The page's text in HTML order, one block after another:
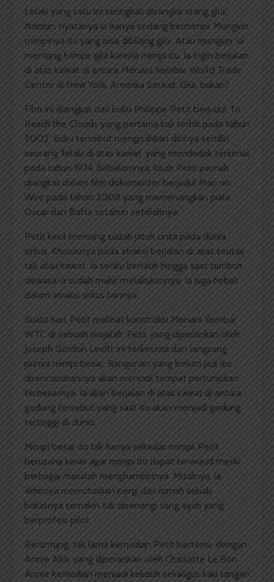
Lelaki yang satu ini seringkali disangka orang gila.
Namun, nyatanya ia hanya sedang bermimpi. Mungkin
mimpinya itu yang bisa dibilang gila. Atau mungkin, ia
memang hampir gila karena mimpi itu. Ia ingin berjalan
di atas kawat di antara Menara Kembar World Trade
Center di New York, Amerika Serikat. Gila, bukan?
Film ini diangkat dari buku Philippe Petit berjudul To
Reach the Clouds yang pertama kali terbit pada tahun
2002. Buku tersebut mengisahkan dirinya sendiri,
seorang ‘lelaki di atas kawat’ yang mendadak terkenal
pada tahun 1974. Sebelumnya, kisah Petit pernah
diangkat dalam film dokumenter berjudul Man on
Wire pada tahun 2008 yang memenangkan piala
Oscar dan Bafta setahun setelahnya.
Petit kecil memang sudah jatuh cinta pada dunia
sirkus. Khususnya pada atraksi berjalan di atas seutas
tali atau kawat. Ia selalu berlatih hingga saat tumbuh
dewasa ia sudah mahir melakukannya. Ia juga hebat
dalam atraksi sirkus lainnya.
Suatu hari, Petit melihat konstruksi Menara Kembar
WTC di sebuah majalah. Petit yang diperankan oleh
Joseph Gordon Levitt ini terkesima dan langsung
punya mimpi besar. Bangunan yang belum jadi itu,
direncanakannya akan menjadi tempat pertunjukan
terbesarnya. Ia akan berjalan di atas kawat di antara
gedung tersebut yang saat itu akan menjadi gedung
tertinggi di dunia.
Mimpi besar itu tak hanya sekedar mimpi. Petit
berusaha keras agar mimpi itu dapat terwujud meski
berbagai masalah menghampirinya. Misalnya, ia
akhirnya memutuskan pergi dari rumah sebab
bakatnya semakin tak disenangi sang ayah yang
berprofesi pilot.
Beruntung, tak lama kemudian Petit bertemu dengan
Annie Allix yang diperankan oleh Charlotte Le Bon.
Annie kemudian menjadi kekasih sekaligus kaki tangan